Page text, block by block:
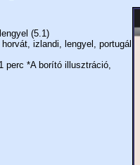
(5.1)
izlandi, lengyel, portugál,
perc *A borító illusztráció,